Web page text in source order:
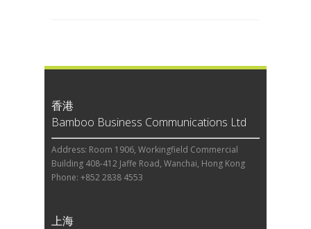
香港
Bamboo Business Communications Ltd
Address: Room 1906, Workingfield Commercial
Building 408-412 Jaffe Road, Wanchai, Hong Kong
Phone: +852 2838 4553
上海